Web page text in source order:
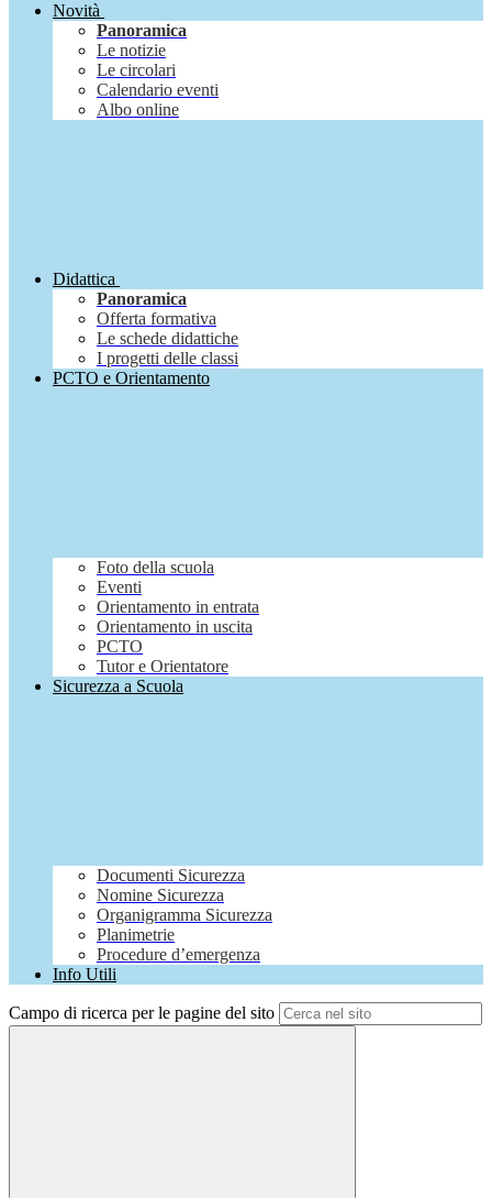
Novità
Panoramica
Le notizie
Le circolari
Calendario eventi
Albo online
Didattica
Panoramica
Offerta formativa
Le schede didattiche
I progetti delle classi
PCTO e Orientamento
Foto della scuola
Eventi
Orientamento in entrata
Orientamento in uscita
PCTO
Tutor e Orientatore
Sicurezza a Scuola
Documenti Sicurezza
Nomine Sicurezza
Organigramma Sicurezza
Planimetrie
Procedure d’emergenza
Info Utili
Campo di ricerca per le pagine del sito